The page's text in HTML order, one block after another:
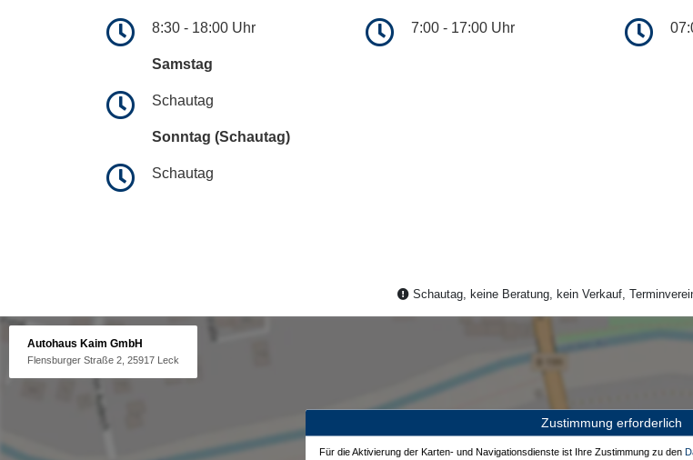
8:30 - 18:00 Uhr
Samstag
Schautag
Sonntag (Schautag)
Schautag
7:00 - 17:00 Uhr
Schautag, keine Beratung, kein Verkauf,
Autohaus Kaim GmbH
Flensburger Straße 2, 25917 Leck
Zustimmung erforderlich
Für die Aktivierung der Karten- und Navigationsdienste ist Ihre Zustimmung zu den